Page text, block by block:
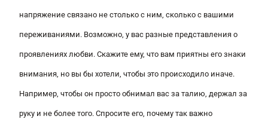
напряжение связано не столько с ним, сколько с вашими
переживаниями. Возможно, у вас разные представления о
проявлениях любви. Скажите ему, что вам приятны его знаки
внимания, но вы бы хотели, чтобы это происходило иначе.
Например, чтобы он просто обнимал вас за талию, держал за
руку и не более того. Спросите его, почему так важно